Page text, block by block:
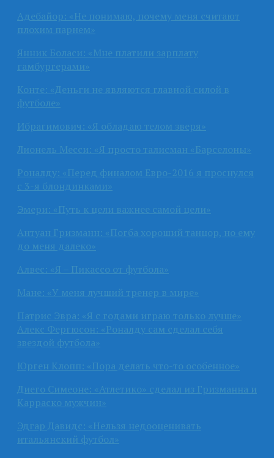
Адебайор: «Не понимаю, почему меня считают
плохим парнем»
Янник Боласи: «Мне платили зарплату
гамбургерами»
Конте: «Деньги не являются главной силой в
футболе»
Ибрагимович: «Я обладаю телом зверя»
Лионель Месси: «Я просто талисман «Барселоны»
Роналду: «Перед финалом Евро-2016 я проснулся
с 3-я блондинками»
Эмери: «Путь к цели важнее самой цели»
Антуан Гризманн: «Погба хороший танцор, но ему
до меня далеко»
Алвес: «Я – Пикассо от футбола»
Мане: «У меня лучший тренер в мире»
Патрис Эвра: «Я с годами играю только лучше»
Алекс Фергюсон: «Роналду сам сделал себя
звездой футбола»
Юрген Клопп: «Пора делать что-то особенное»
Диего Симеоне: «Атлетико» сделал из Гризманна и
Карраско мужчин»
Эдгар Давидс: «Нельзя недооценивать
итальянский футбол»